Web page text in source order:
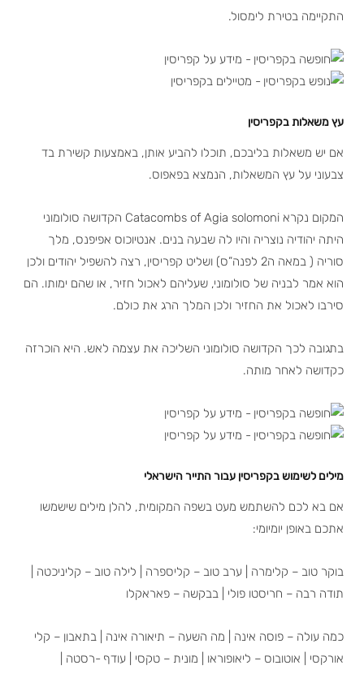
התקיימה בטירת לימסול.
עץ משאלות בקפריסין
אם יש משאלות בליבכם, תוכלו להביע אותן, באמצעות קשירת בד
צבעוני על עץ המשאלות, הנמצא בפאפוס.
המקום נקרא Catacombs of Agia solomoni הקדושה סולומוני
היתה יהודיה נוצריה והיו לה שבעה בנים. אנטיוכוס אפיפנס, מלך
סוריה ( במאה ה2 לפנה”ס) ושליט קפריסין, רצה להשפיל יהודים ולכן
הוא אמר לבניה של סולומוני, שעליהם לאכול חזיר, או שהם ימותו. הם
סירבו לאכול את החזיר ולכן המלך הרג את כולם.
בתגובה לכך הקדושה סולומוני השליכה את עצמה לאש. היא הוכרזה
כקדושה לאחר מותה.
מילים לשימוש בקפריסין עבור התייר הישראלי
אם בא לכם להשתמש מעט בשפה המקומית, להלן מילים שישמשו
אתכם באופן יומיומי:
בוקר טוב – קלימרה | ערב טוב – קליספרה | לילה טוב – קליניכטה |
תודה רבה – חריסטו פולי | בבקשה – פאראקלו
כמה עולה – פוסה אינה | מה השעה – תיאורה אינה | בתאבון – קלי
אורקסי | אוטובוס – ליאופוראו | מונית – טקסי | עודף -רסטה |